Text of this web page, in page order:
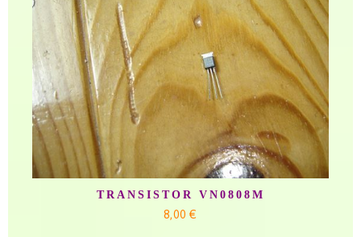
TRANSISTOR VN0808M
8,00 €